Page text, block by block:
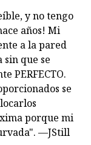
y no tengo
años! Mi
a la pared
que se
PERFECTO.
se
porque mi
—JStill